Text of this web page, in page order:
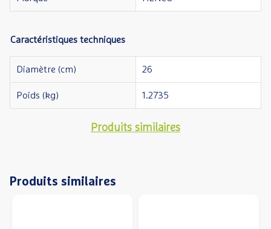
Caractéristiques techniques
Diamètre (cm) 26
Poids (kg) 1.2735
Produits similaires
Produits similaires